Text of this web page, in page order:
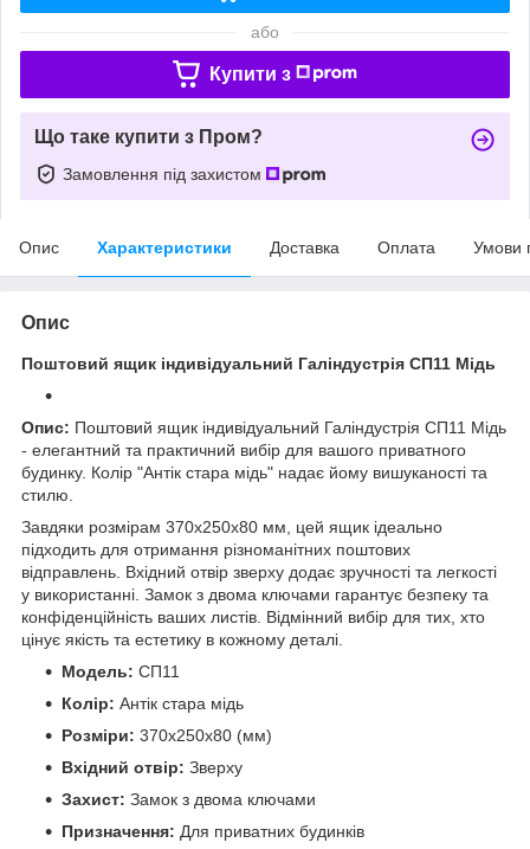
або
Купити з
Що таке купити з Пром?
Замовлення під захистом
Опис Характеристики Доставка Оплата Умови
Опис
Поштовий ящик індивідуальний Галіндустрія СП11 Мідь
Опис: Поштовий ящик індивідуальний Галіндустрія СП11 Мідь
- елегантний та практичний вибір для вашого приватного
будинку. Колір "Антік стара мідь" надає йому вишуканості та
стилю.
Завдяки розмірам 370x250x80 мм, цей ящик ідеально
підходить для отримання різноманітних поштових
відправлень. Вхідний отвір зверху додає зручності та легкості
у використанні. Замок з двома ключами гарантує безпеку та
конфіденційність ваших листів. Відмінний вибір для тих, хто
цінує якість та естетику в кожному деталі.
Модель: СП11
Колір: Антік стара мідь
Розміри: 370x250x80 (мм)
Вхідний отвір: Зверху
Захист: Замок з двома ключами
Призначення: Для приватних будинків